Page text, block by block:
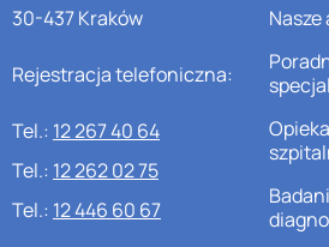
30-437 Kraków
Rejestracja telefoniczna:
Tel.: 12 267 40 64
Tel.: 12 262 02 75
Tel.: 12 446 60 67
Opieka